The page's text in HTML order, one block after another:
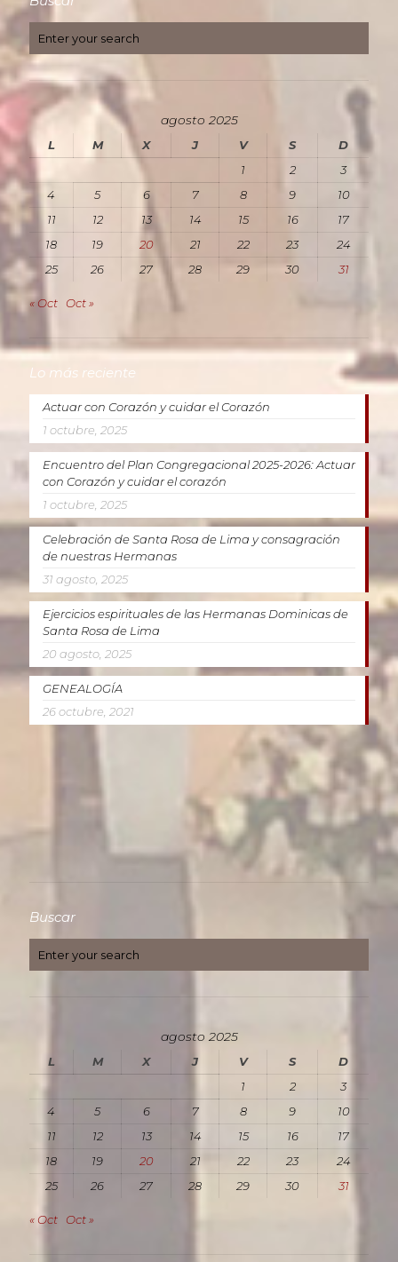
agosto 2025
L M X J V S
D
1
2
3
4
5 6 7 8 9
10
11
12 13 14 15 16
17
18
19 20 21 22 23
24
25
26 27 28 29 30 31
« Oct Oct »
Lo más reciente
Actuar con Corazón y cuidar el Corazón
1 octubre, 2025
Encuentro del Plan Congregacional 2025-2026: Actuar
con Corazón y cuidar el corazón
1 octubre, 2025
Celebración de Santa Rosa de Lima y consagración
de nuestras Hermanas
31 agosto, 2025
Ejercicios espirituales de las Hermanas Dominicas de
Santa Rosa de Lima
20 agosto, 2025
GENEALOGÍA
26 octubre, 2021
Buscar
agosto 2025
L M X J V S
D
1
2
3
4
5 6 7 8 9
10
11
12 13 14 15 16
17
18
19 20 21 22 23
24
25
26 27 28 29 30 31
« Oct Oct »